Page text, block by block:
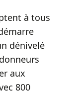
à tous
dénivelé
aux
800